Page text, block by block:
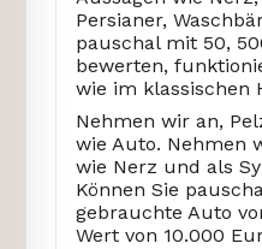
Persianer,
pauschal mit 50,
bewerten,
wie im klassischen
Nehmen wir an,
wie Auto. Nehmen
wie Nerz und als
Können Sie
gebrauchte Auto
Wert von 10.000